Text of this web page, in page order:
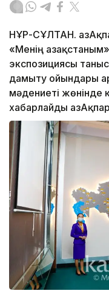
НҰР-СҰЛТАН.
«Менің
экспозициясы
дамыту ойындары
мәдениеті жөнінде
хабарлайды